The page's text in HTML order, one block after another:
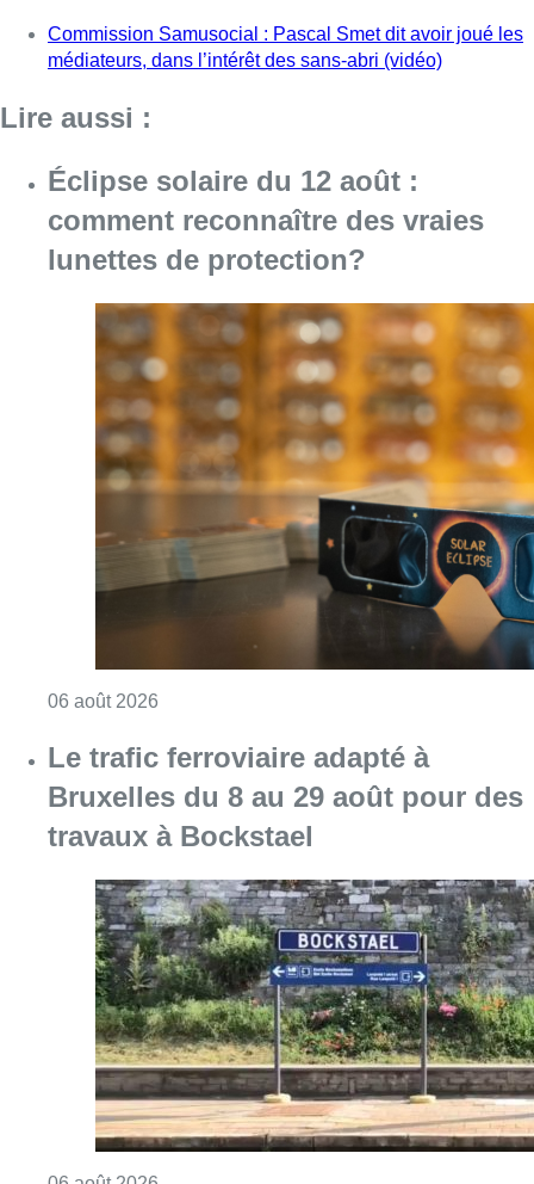
Commission Samusocial : Pascal Smet dit avoir joué les
médiateurs, dans l’intérêt des sans-abri (vidéo)
Lire aussi :
Éclipse solaire du 12 août :
comment reconnaître des vraies
lunettes de protection?
06 août 2026
Le trafic ferroviaire adapté à
Bruxelles du 8 au 29 août pour des
travaux à Bockstael